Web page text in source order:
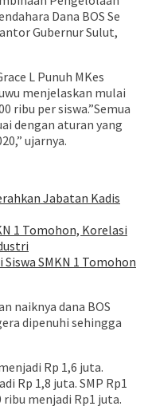
Dana BOS Se
Gubernur Sulut,
L Punuh MKes
menjelaskan mulai
ribu per siswa.”Semua
dengan aturan yang
ujarnya.
Jabatan Kadis
1 Tomohon, Korelasi
SMKN 1 Tomohon
naiknya dana BOS
dipenuhi sehingga
Rp 1,6 juta.
Rp 1,8 juta. SMP Rp1
ribu menjadi Rp1 juta.